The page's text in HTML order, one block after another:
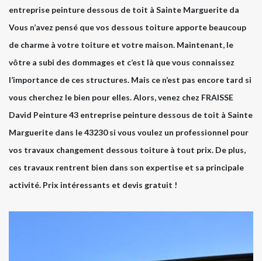
entreprise peinture dessous de toit à Sainte Marguerite da
Vous n’avez pensé que vos dessous toiture apporte beaucoup
de charme à votre toiture et votre maison. Maintenant, le
vôtre a subi des dommages et c’est là que vous connaissez
l’importance de ces structures. Mais ce n’est pas encore tard si
vous cherchez le bien pour elles. Alors, venez chez FRAISSE
David Peinture 43 entreprise peinture dessous de toit à Sainte
Marguerite dans le 43230 si vous voulez un professionnel pour
vos travaux changement dessous toiture à tout prix. De plus,
ces travaux rentrent bien dans son expertise et sa principale
activité. Prix intéressants et devis gratuit !